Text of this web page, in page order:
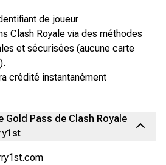
de joueur
Clash Royale via des méthodes
et sécurisées (aucune carte
crédité instantanément
Gold Pass de Clash Royale